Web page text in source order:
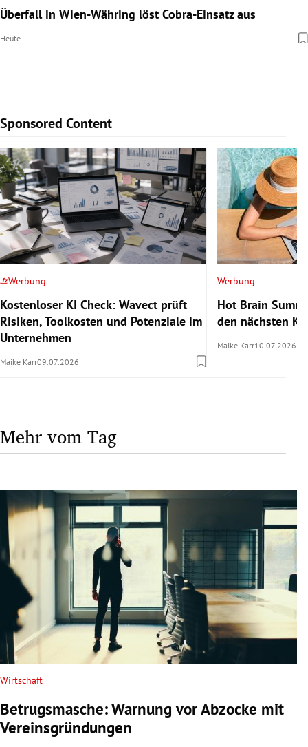
Überfall in Wien-Währing löst Cobra-Einsatz aus
Heute
Zigarettenglut entfachte Großbrand: Viele Wohnungen
Rebkrankheit verschont
Gestern
Brennerautobahn: Spur auf Europabrücke tagelang
Sponsored Content
Slide 1 von 9
Werbung
Kostenloser KI Check: Wavect prüft
Risiken, Toolkosten und Potenziale im
Unternehmen
Maike Karr09.07.2026
Werbung
Hot Brain
den nächsten
Maike Karr10.07.2026
Mehr vom Tag
Wirtschaft
Betrugsmasche: Warnung vor Abzocke mit
Vereinsgründungen